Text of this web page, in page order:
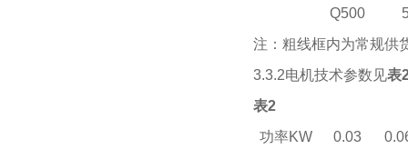
Q500
注：粗线框内为常规供
3.3.2电机技术参数见表
表2
功率KW
0.03